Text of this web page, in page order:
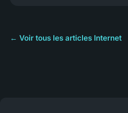
← Voir tous les articles Internet